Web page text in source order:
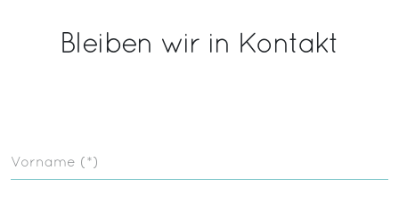
Bleiben wir in Kontakt
Vorname (*)